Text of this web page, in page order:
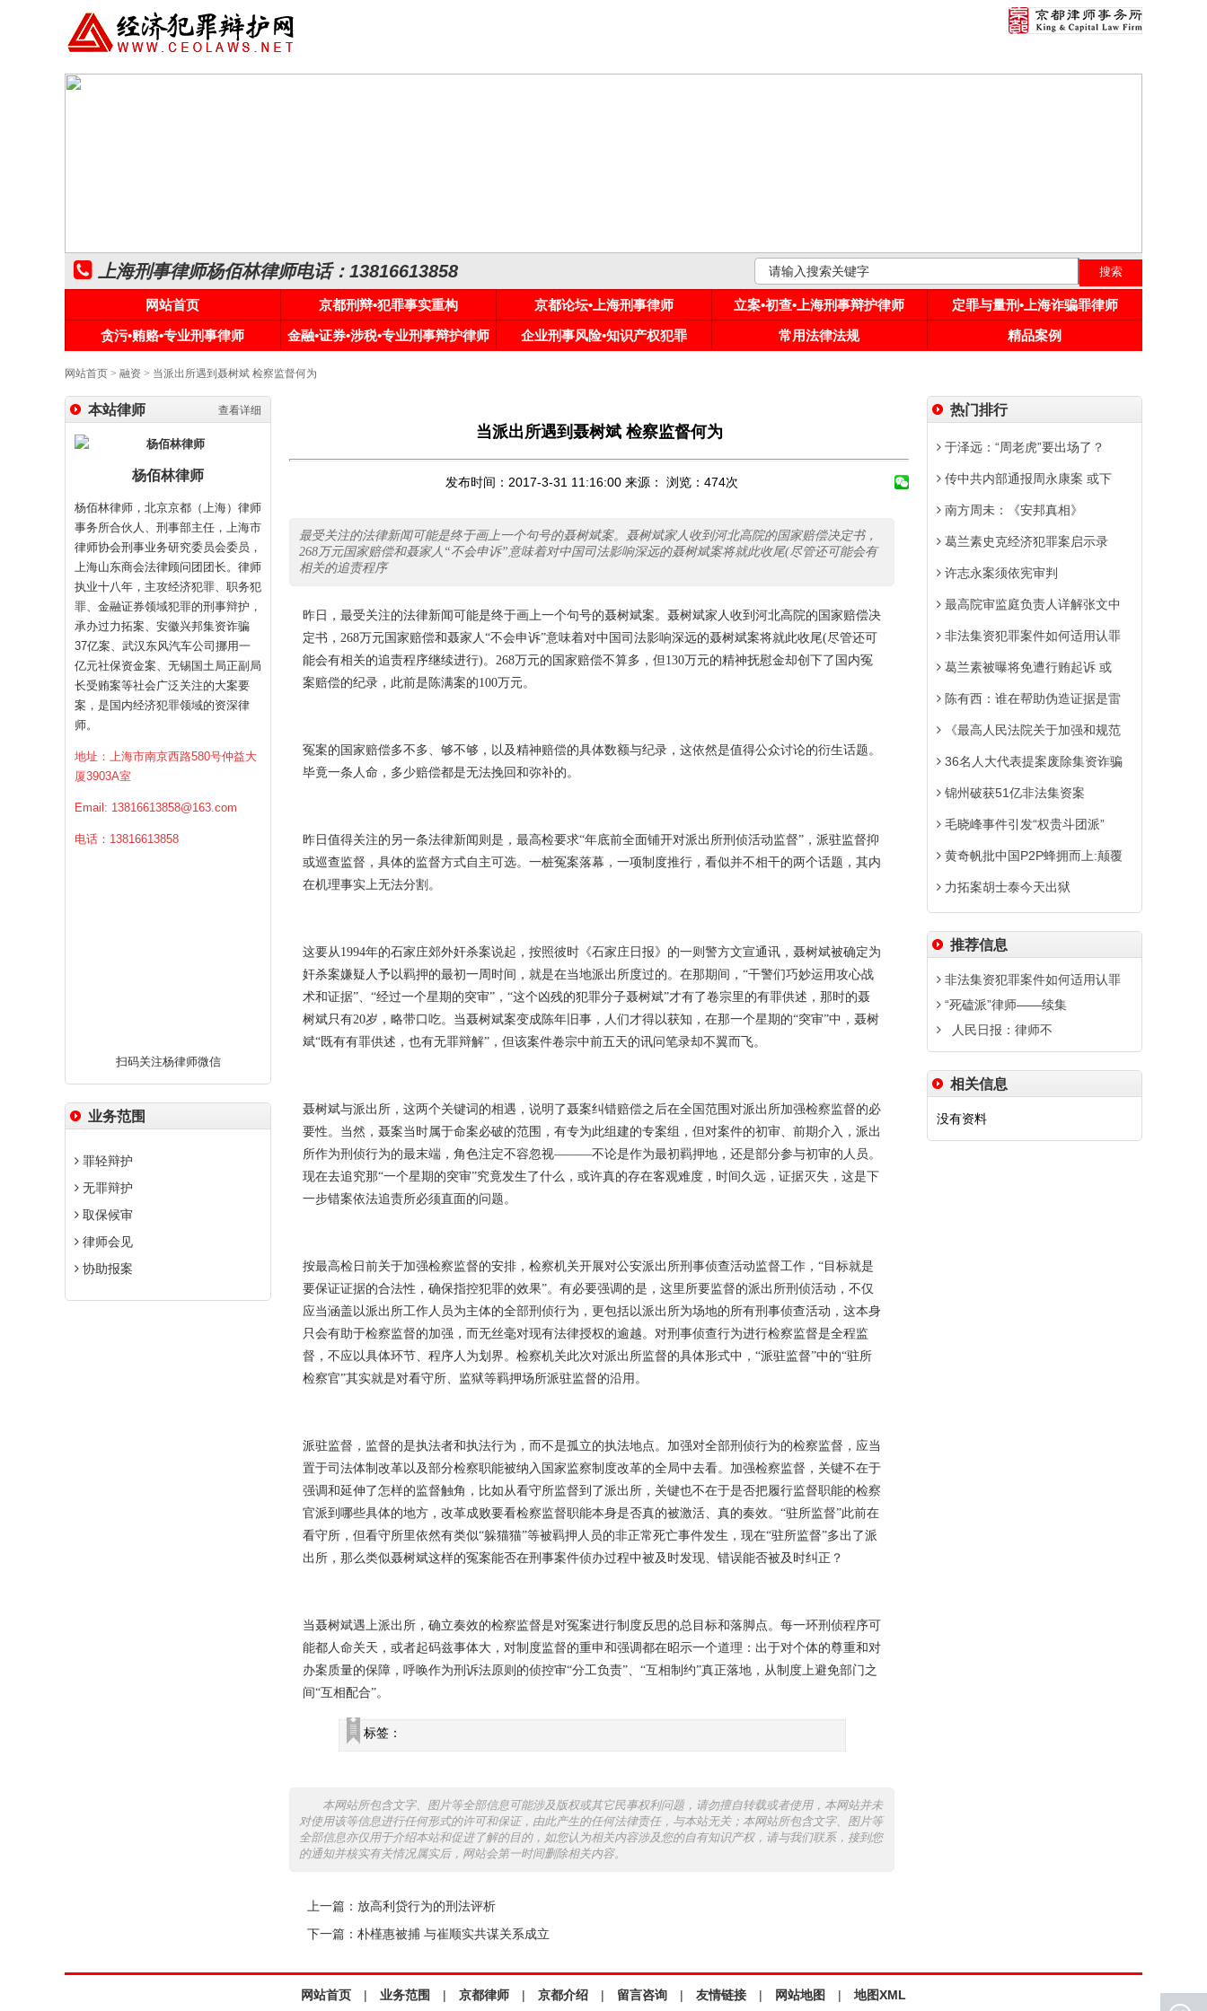
上海刑事律师杨佰林律师电话：13816613858
网站首页 京都刑辩•犯罪事实重构 京都论坛•上海刑事律师 立案•初查•上海刑事辩护律师
定罪与量刑•上海诈骗罪律师
贪污•贿赂•专业刑事律师
金融•证券•涉税•专业刑事辩护律师 企业刑事风险•知识产权犯罪 常用法律法规 精品案例
网站首页 > 融资 > 当派出所遇到聂树斌 检察监督何为
查看详细
本站律师
杨佰林律师
杨佰林律师，北京京都（上海）律师
事务所合伙人、刑事部主任，上海市
律师协会刑事业务研究委员会委员，
上海山东商会法律顾问团团长。律师
执业十八年，主攻经济犯罪、职务犯
罪、金融证券领域犯罪的刑事辩护，
承办过力拓案、安徽兴邦集资诈骗
37亿案、武汉东风汽车公司挪用一
亿元社保资金案、无锡国土局正副局
长受贿案等社会广泛关注的大案要
案，是国内经济犯罪领域的资深律
师。
地址：上海市南京西路580号仲益大
厦3903A室
Email: 13816613858@163.com
电话：13816613858
扫码关注杨律师微信
业务范围
罪轻辩护
无罪辩护
取保候审
律师会见
协助报案
当派出所遇到聂树斌 检察监督何为
发布时间：2017-3-31 11:16:00 来源： 浏览： 474次
最受关注的法律新闻可能是终于画上一个句号的聂树斌案。聂树斌家人收到河北高院的国家赔偿决定书，
268万元国家赔偿和聂家人“不会申诉”意味着对中国司法影响深远的聂树斌案将就此收尾(尽管还可能会有
相关的追责程序
昨日，最受关注的法律新闻可能是终于画上一个句号的聂树斌案。聂树斌家人收到河北高院的国家赔偿决
定书，268万元国家赔偿和聂家人“不会申诉”意味着对中国司法影响深远的聂树斌案将就此收尾(尽管还可
能会有相关的追责程序继续进行)。268万元的国家赔偿不算多，但130万元的精神抚慰金却创下了国内冤
案赔偿的纪录，此前是陈满案的100万元。
冤案的国家赔偿多不多、够不够，以及精神赔偿的具体数额与纪录，这依然是值得公众讨论的衍生话题。
毕竟一条人命，多少赔偿都是无法挽回和弥补的。
昨日值得关注的另一条法律新闻则是，最高检要求“年底前全面铺开对派出所刑侦活动监督”，派驻监督抑
或巡查监督，具体的监督方式自主可选。一桩冤案落幕，一项制度推行，看似并不相干的两个话题，其内
在机理事实上无法分割。
这要从1994年的石家庄郊外奸杀案说起，按照彼时《石家庄日报》的一则警方文宣通讯，聂树斌被确定为
奸杀案嫌疑人予以羁押的最初一周时间，就是在当地派出所度过的。在那期间，“干警们巧妙运用攻心战
术和证据”、“经过一个星期的突审”，“这个凶残的犯罪分子聂树斌”才有了卷宗里的有罪供述，那时的聂
树斌只有20岁，略带口吃。当聂树斌案变成陈年旧事，人们才得以获知，在那一个星期的“突审”中，聂树
斌“既有有罪供述，也有无罪辩解”，但该案件卷宗中前五天的讯问笔录却不翼而飞。
聂树斌与派出所，这两个关键词的相遇，说明了聂案纠错赔偿之后在全国范围对派出所加强检察监督的必
要性。当然，聂案当时属于命案必破的范围，有专为此组建的专案组，但对案件的初审、前期介入，派出
所作为刑侦行为的最末端，角色注定不容忽视———不论是作为最初羁押地，还是部分参与初审的人员。
现在去追究那“一个星期的突审”究竟发生了什么，或许真的存在客观难度，时间久远，证据灭失，这是下
一步错案依法追责所必须直面的问题。
按最高检日前关于加强检察监督的安排，检察机关开展对公安派出所刑事侦查活动监督工作，“目标就是
要保证证据的合法性，确保指控犯罪的效果”。有必要强调的是，这里所要监督的派出所刑侦活动，不仅
应当涵盖以派出所工作人员为主体的全部刑侦行为，更包括以派出所为场地的所有刑事侦查活动，这本身
只会有助于检察监督的加强，而无丝毫对现有法律授权的逾越。对刑事侦查行为进行检察监督是全程监
督，不应以具体环节、程序人为划界。检察机关此次对派出所监督的具体形式中，“派驻监督”中的“驻所
检察官”其实就是对看守所、监狱等羁押场所派驻监督的沿用。
派驻监督，监督的是执法者和执法行为，而不是孤立的执法地点。加强对全部刑侦行为的检察监督，应当
置于司法体制改革以及部分检察职能被纳入国家监察制度改革的全局中去看。加强检察监督，关键不在于
强调和延伸了怎样的监督触角，比如从看守所监督到了派出所，关键也不在于是否把履行监督职能的检察
官派到哪些具体的地方，改革成败要看检察监督职能本身是否真的被激活、真的奏效。“驻所监督”此前在
看守所，但看守所里依然有类似“躲猫猫”等被羁押人员的非正常死亡事件发生，现在“驻所监督”多出了派
出所，那么类似聂树斌这样的冤案能否在刑事案件侦办过程中被及时发现、错误能否被及时纠正？
当聂树斌遇上派出所，确立奏效的检察监督是对冤案进行制度反思的总目标和落脚点。每一环刑侦程序可
能都人命关天，或者起码兹事体大，对制度监督的重申和强调都在昭示一个道理：出于对个体的尊重和对
办案质量的保障，呼唤作为刑诉法原则的侦控审“分工负责”、“互相制约”真正落地，从制度上避免部门之
间“互相配合”。
标签：
本网站所包含文字、图片等全部信息可能涉及版权或其它民事权利问题，请勿擅自转载或者使用，本网站并未
对使用该等信息进行任何形式的许可和保证，由此产生的任何法律责任，与本站无关；本网站所包含文字、图片等
全部信息亦仅用于介绍本站和促进了解的目的，如您认为相关内容涉及您的自有知识产权，请与我们联系，接到您
的通知并核实有关情况属实后，网站会第一时间删除相关内容。
上一篇： 放高利贷行为的刑法评析
下一篇： 朴槿惠被捕 与崔顺实共谋关系成立
热门排行
于泽远：“周老虎”要出场了？
传中共内部通报周永康案 或下
南方周未：《安邦真相》
葛兰素史克经济犯罪案启示录
许志永案须依宪审判
最高院审监庭负责人详解张文中
非法集资犯罪案件如何适用认罪
葛兰素被曝将免遭行贿起诉 或
陈有西：谁在帮助伪造证据是雷
《最高人民法院关于加强和规范
36名人大代表提案废除集资诈骗
锦州破获51亿非法集资案
毛晓峰事件引发“权贵斗团派”
黄奇帆批中国P2P蜂拥而上:颠覆
力拓案胡士泰今天出狱
推荐信息
非法集资犯罪案件如何适用认罪
“死磕派”律师――续集
人民日报：律师不
相关信息
没有资料
网站首页 | 业务范围 | 京都律师 | 京都介绍 | 留言咨询 | 友情链接 | 网站地图 | 地图XML